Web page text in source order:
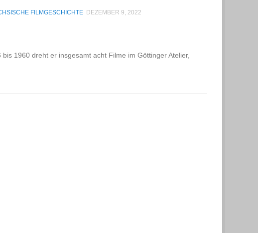
FILMGESCHICHTE DEZEMBER 9, 2022
1960 dreht er insgesamt acht Filme im Göttinger Atelier,